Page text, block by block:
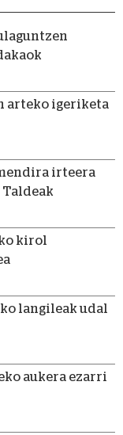
arteko igeriketa
irteera
kirol
langileak udal
aukera ezarri